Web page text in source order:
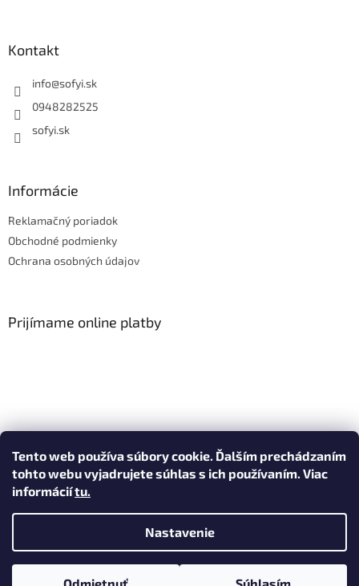
Tento web používa súbory cookie. Ďalším prechádzaním
tohto webu vyjadrujete súhlas s ich používaním. Viac
informáciítu.
Nastavenie
Kontakt
info@sofyi.sk
0948282525
sofyi.sk
Informácie
Reklamačný poriadok
Obchodné podmienky
Ochrana osobných údajov
Prijímame online platby
. Všetky práva vyhradené.